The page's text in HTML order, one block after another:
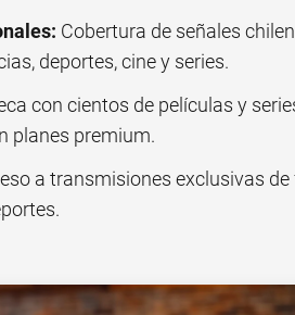
Cobertura de señales
deportes, cine y series.
con cientos de películas y
planes premium.
a transmisiones exclusivas de